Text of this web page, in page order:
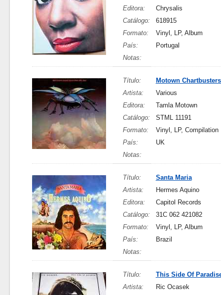
Editora:
Chrysalis
Catálogo:
618915
Formato:
Vinyl, LP, Album
País:
Portugal
Notas:
Título:
Motown
Artista:
Various
Editora:
Tamla Motown
Catálogo:
STML 11191
Formato:
Vinyl, LP, Compilation
País:
UK
Notas:
Título:
Santa Maria
Artista:
Hermes Aquino
Editora:
Capitol Records
Catálogo:
31C 062 421082
Formato:
Vinyl, LP, Album
País:
Brazil
Notas:
Título:
This Side Of
Artista:
Ric Ocasek